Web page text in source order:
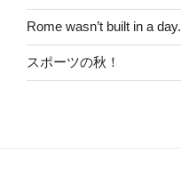
Rome wasn’t built in a day.
スポーツの秋！